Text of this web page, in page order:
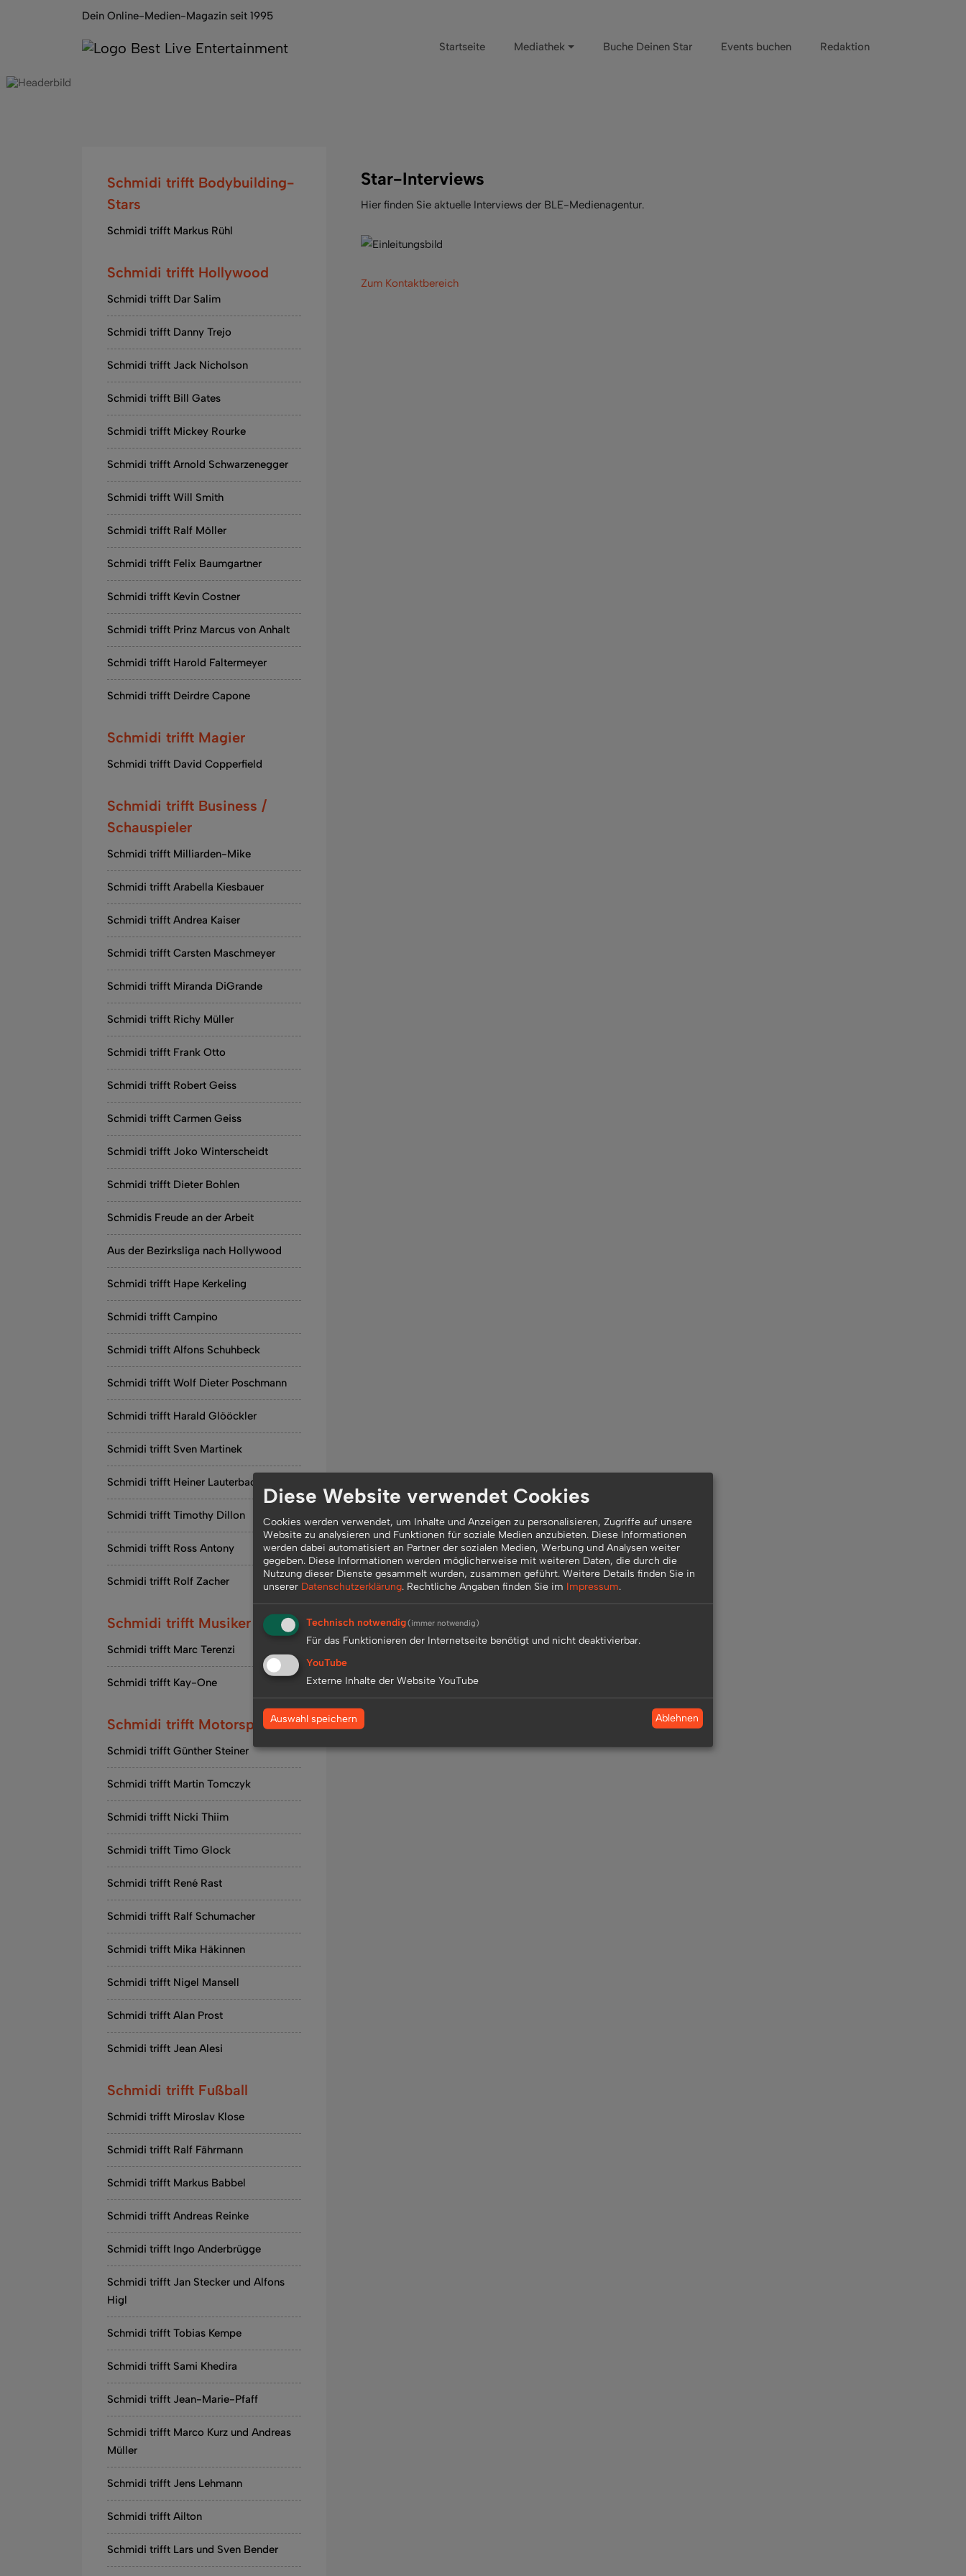
Dein Online-Medien-Magazin seit 1995
Startseite Mediathek Buche Deinen Star Events buchen Redaktion
Schmidi trifft Bodybuilding-
Stars
Schmidi trifft Markus Rühl
Schmidi trifft Hollywood
Schmidi trifft Dar Salim
Schmidi trifft Danny Trejo
Schmidi trifft Jack Nicholson
Schmidi trifft Bill Gates
Schmidi trifft Mickey Rourke
Schmidi trifft Arnold Schwarzenegger
Schmidi trifft Will Smith
Schmidi trifft Ralf Möller
Schmidi trifft Felix Baumgartner
Schmidi trifft Kevin Costner
Schmidi trifft Prinz Marcus von Anhalt
Schmidi trifft Harold Faltermeyer
Schmidi trifft Deirdre Capone
Schmidi trifft Magier
Schmidi trifft David Copperfield
Schmidi trifft Business /
Schauspieler
Schmidi trifft Milliarden-Mike
Schmidi trifft Arabella Kiesbauer
Schmidi trifft Andrea Kaiser
Schmidi trifft Carsten Maschmeyer
Schmidi trifft Miranda DiGrande
Schmidi trifft Richy Müller
Schmidi trifft Frank Otto
Schmidi trifft Robert Geiss
Schmidi trifft Carmen Geiss
Schmidi trifft Joko Winterscheidt
Schmidi trifft Dieter Bohlen
Schmidis Freude an der Arbeit
Aus der Bezirksliga nach Hollywood
Schmidi trifft Hape Kerkeling
Schmidi trifft Campino
Schmidi trifft Alfons Schuhbeck
Schmidi trifft Wolf Dieter Poschmann
Schmidi trifft Harald Glööckler
Schmidi trifft Sven Martinek
Schmidi trifft Heiner Lauterbach
Schmidi trifft Timothy Dillon
Schmidi trifft Ross Antony
Schmidi trifft Rolf Zacher
Schmidi trifft Musiker
Schmidi trifft Marc Terenzi
Schmidi trifft Kay-One
Schmidi trifft Motorsport
Schmidi trifft Günther Steiner
Schmidi trifft Martin Tomczyk
Schmidi trifft Nicki Thiim
Schmidi trifft Timo Glock
Schmidi trifft René Rast
Schmidi trifft Ralf Schumacher
Schmidi trifft Mika Häkinnen
Schmidi trifft Nigel Mansell
Schmidi trifft Alan Prost
Schmidi trifft Jean Alesi
Schmidi trifft Fußball
Schmidi trifft Miroslav Klose
Schmidi trifft Ralf Fährmann
Schmidi trifft Markus Babbel
Schmidi trifft Andreas Reinke
Schmidi trifft Ingo Anderbrügge
Schmidi trifft Jan Stecker und Alfons
Higl
Schmidi trifft Tobias Kempe
Schmidi trifft Sami Khedira
Schmidi trifft Jean-Marie-Pfaff
Schmidi trifft Marco Kurz und Andreas
Müller
Schmidi trifft Jens Lehmann
Schmidi trifft Ailton
Schmidi trifft Lars und Sven Bender
Star-Interviews
Hier finden Sie aktuelle Interviews der BLE-Medienagentur.
Zum Kontaktbereich
Diese Website verwendet Cookies
Cookies werden verwendet, um Inhalte und Anzeigen zu personalisieren, Zugriffe auf unsere
Website zu analysieren und Funktionen für soziale Medien anzubieten. Diese Informationen
werden dabei automatisiert an Partner der sozialen Medien, Werbung und Analysen weiter
gegeben. Diese Informationen werden möglicherweise mit weiteren Daten, die durch die
Nutzung dieser Dienste gesammelt wurden, zusammen geführt. Weitere Details finden Sie in
unserer Datenschutzerklärung. Rechtliche Angaben finden Sie im Impressum.
Technisch notwendig(immer notwendig)
Für das Funktionieren der Internetseite benötigt und nicht deaktivierbar.
YouTube
Externe Inhalte der Website YouTube
Auswahl speichern Ablehnen